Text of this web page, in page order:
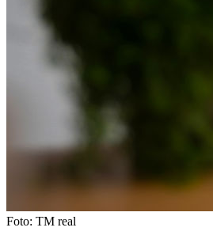
Foto: TM real